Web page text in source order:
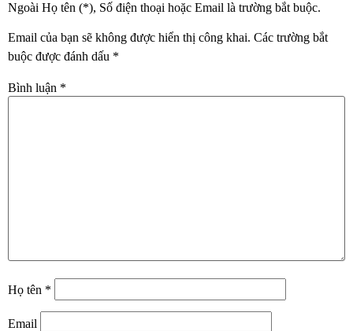
Ngoài Họ tên (*), Số điện thoại hoặc Email là trường bắt buộc.
Email của bạn sẽ không được hiển thị công khai. Các trường bắt
buộc được đánh dấu *
Bình luận *
Họ tên *
Email